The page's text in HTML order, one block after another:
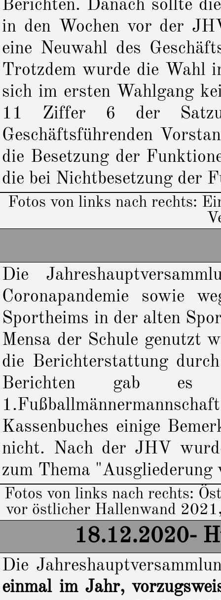
Berichten. Danach sollte
in den Wochen vor der
eine Neuwahl des
Trotzdem wurde die Wahl
sich im ersten Wahlgang
11 Ziffer 6 der
Geschäftsführenden
die Besetzung der
die bei Nichtbesetzung der
Fotos von links nach rechts:
Die
Coronapandemie sowie
Sportheims in der alten
Mensa der Schule genutzt
die Berichterstattung
Berichten gab es
Kassenbuches einige
nicht. Nach der JHV
zum Thema
Fotos von links nach rechts:
vor östlicher Hallenwand
18.12.2020-
Die
einmal im Jahr,